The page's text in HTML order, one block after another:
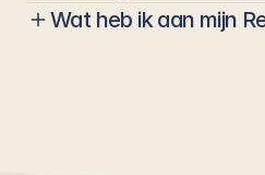
Wat heb ik aan mijn